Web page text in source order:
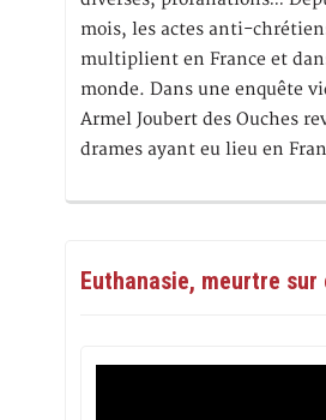
mois, les actes anti-
multiplient en France et
monde. Dans une enquête
Armel Joubert des Ouches
drames ayant eu lieu en
Euthanasie, meurtre sur